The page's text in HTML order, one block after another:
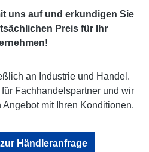
uns auf und erkundigen Sie
Preis für Ihr
an Industrie und Handel.
Fachhandelspartner und wir
mit Ihren Konditionen.
Händleranfrage